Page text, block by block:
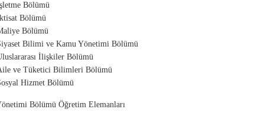
Bölümü
Bölümü
Bölümü
Bilimi ve Kamu Yönetimi Bölümü
İlişkiler Bölümü
ve Tüketici Bilimleri Bölümü
Hizmet Bölümü
Bölümü Öğretim Elemanları